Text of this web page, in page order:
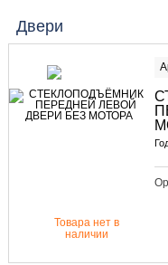
Двери
Товара нет в
наличии